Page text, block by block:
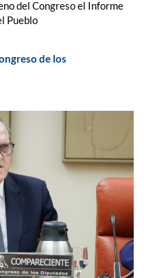
del Congreso el Informe
Pueblo
de los